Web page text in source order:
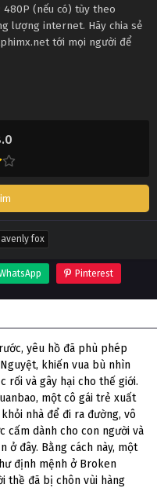
480P (nếu có) tùy theo
lượng internet. Hãy chia sẻ
tới mọi người để
fox
Pinterest
yêu hồ đã phù phép
khiến vua bù nhìn
rối và gây hại cho thế giới.
một cô gái trẻ xuất
nhà để đi ra đường, vô
cấm dành cho con người và
ở đây. Bằng cách này, một
định mệnh ở Broken
thề đã bị chôn vùi hàng